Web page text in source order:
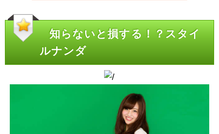
知らないと損する！？スタイ
ルナンダ